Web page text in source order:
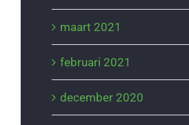
maart 2021
februari 2021
december 2020